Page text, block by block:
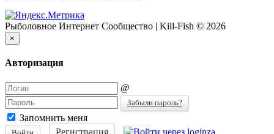
Рыболовное Интернет Сообщество | Kill-Fish © 2026
×
Авторизация
@
Забыли пароль?
Запомнить меня
Регистрация